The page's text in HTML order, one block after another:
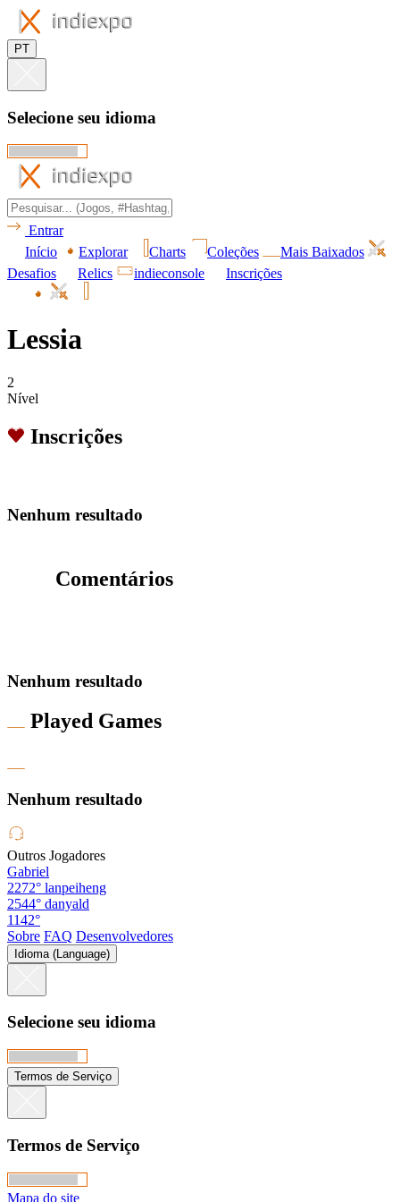
PT
Selecione seu idioma
Entrar
Início
Explorar Charts Coleções
Mais Baixados
Desafios
Relics indieconsole Inscrições
Lessia
2
Nível
Inscrições
Nenhum resultado
Comentários
Nenhum resultado
Played Games
Nenhum resultado
Outros Jogadores
Gabriel
2272° lanpeiheng
2544° danyald
1142°
Sobre FAQ Desenvolvedores
Idioma (Language)
Selecione seu idioma
Termos de Serviço
Termos de Serviço
Mapa do site